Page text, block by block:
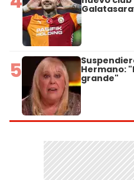
5 Hermano:
grande"